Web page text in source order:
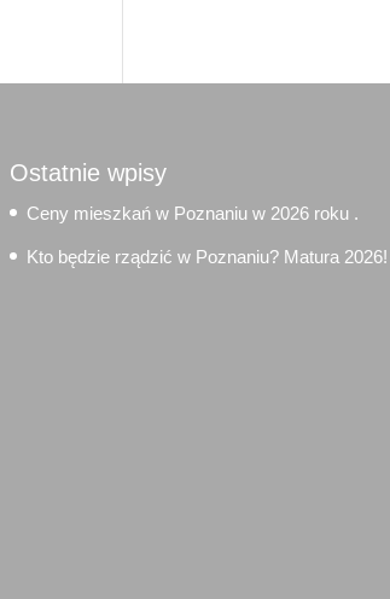
Ostatnie wpisy
Ceny mieszkań w Poznaniu w 2026 roku .
Kto będzie rządzić w Poznaniu? Matura 2026!